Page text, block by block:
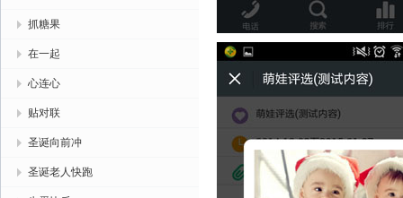
抓糖果
在一起
心连心
贴对联
圣诞向前冲
圣诞老人快跑